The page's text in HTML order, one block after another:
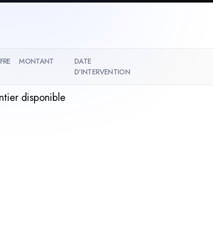
MONTANT
DATE
D'INTERVENTION
disponible